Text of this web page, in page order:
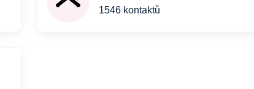
1546 kontaktů